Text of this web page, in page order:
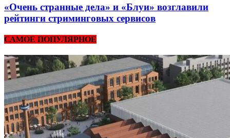
«Очень странные дела» и «Блуи» возглавили
рейтинги стриминговых сервисов
САМОЕ ПОПУЛЯРНОЕ